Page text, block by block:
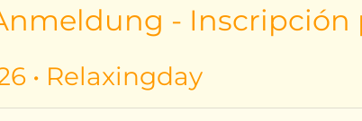
- Inscripción
• Relaxingday